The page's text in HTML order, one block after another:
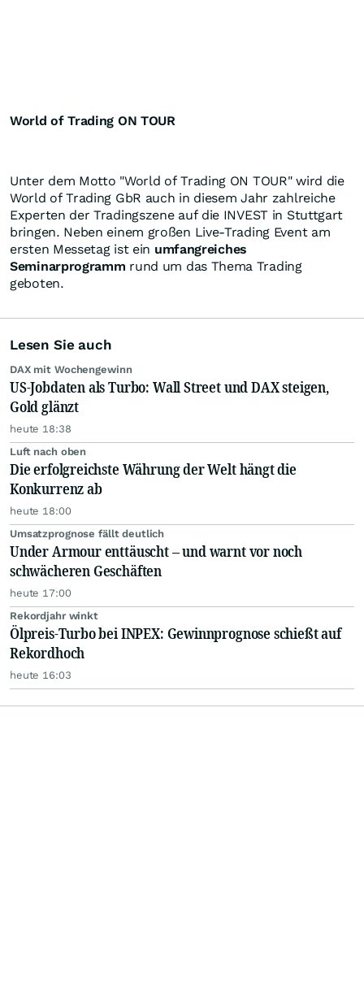
World of Trading ON TOUR
Unter dem Motto "World of Trading ON TOUR" wird die
World of Trading GbR auch in diesem Jahr zahlreiche
Experten der Tradingszene auf die INVEST in Stuttgart
bringen. Neben einem großen Live-Trading Event am
ersten Messetag ist ein umfangreiches
Seminarprogramm rund um das Thema Trading
geboten.
Lesen Sie auch
DAX mit Wochengewinn
US-Jobdaten als Turbo: Wall Street und DAX steigen,
Gold glänzt
heute 18:38
Luft nach oben
Die erfolgreichste Währung der Welt hängt die
Konkurrenz ab
heute 18:00
Umsatzprognose fällt deutlich
Under Armour enttäuscht – und warnt vor noch
schwächeren Geschäften
heute 17:00
Rekordjahr winkt
Ölpreis-Turbo bei INPEX: Gewinnprognose schießt auf
Rekordhoch
heute 16:03